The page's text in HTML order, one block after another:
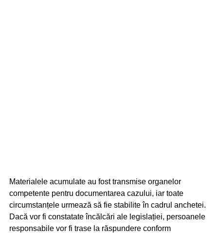
Materialele acumulate au fost transmise organelor
competente pentru documentarea cazului, iar toate
circumstanțele urmează să fie stabilite în cadrul anchetei.
Dacă vor fi constatate încălcări ale legislației, persoanele
responsabile vor fi trase la răspundere conform